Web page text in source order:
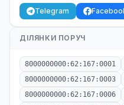
Telegram
ДІЛЯНКИ ПОРУЧ
8000000000:62:167:0001
8000000000:62:167:0003
8000000000:62:167:0006